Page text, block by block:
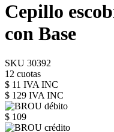
Cepillo
con Base
SKU 30392
12 cuotas
$ 11 IVA INC
$ 129 IVA INC
$ 109